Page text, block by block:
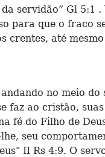
servidão” Gl 5:1
para que o fraco
crentes, até
no meio
faz ao cristão,
fé do Filho de
seu
II Rs 4:9. O